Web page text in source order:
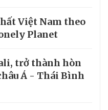
Việt Nam theo
Planet
trở thành hòn
Á - Thái Bình